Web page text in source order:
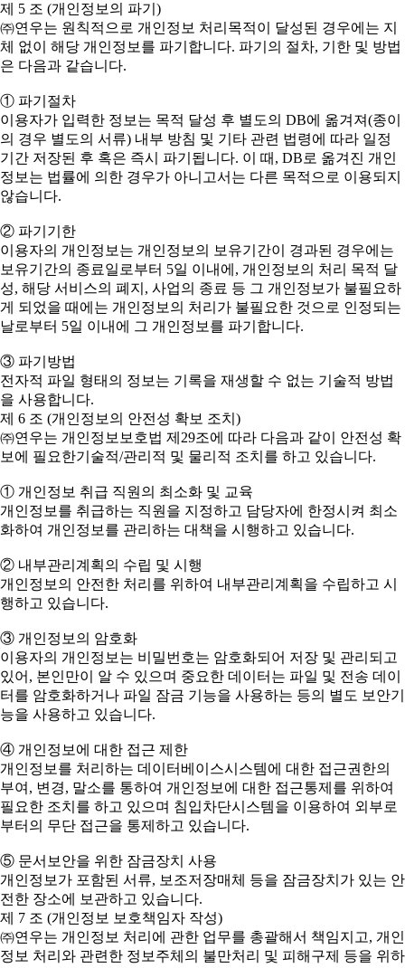
제 5 조 (개인정보의 파기)
㈜연우는 원칙적으로 개인정보 처리목적이 달성된 경우에는 지
체 없이 해당 개인정보를 파기합니다. 파기의 절차, 기한 및 방법
은 다음과 같습니다.
① 파기절차
이용자가 입력한 정보는 목적 달성 후 별도의 DB에 옮겨져(종이
의 경우 별도의 서류) 내부 방침 및 기타 관련 법령에 따라 일정
기간 저장된 후 혹은 즉시 파기됩니다. 이 때, DB로 옮겨진 개인
정보는 법률에 의한 경우가 아니고서는 다른 목적으로 이용되지
않습니다.
② 파기기한
이용자의 개인정보는 개인정보의 보유기간이 경과된 경우에는
보유기간의 종료일로부터 5일 이내에, 개인정보의 처리 목적 달
성, 해당 서비스의 폐지, 사업의 종료 등 그 개인정보가 불필요하
게 되었을 때에는 개인정보의 처리가 불필요한 것으로 인정되는
날로부터 5일 이내에 그 개인정보를 파기합니다.
③ 파기방법
전자적 파일 형태의 정보는 기록을 재생할 수 없는 기술적 방법
을 사용합니다.
제 6 조 (개인정보의 안전성 확보 조치)
㈜연우는 개인정보보호법 제29조에 따라 다음과 같이 안전성 확
보에 필요한기술적/관리적 및 물리적 조치를 하고 있습니다.
① 개인정보 취급 직원의 최소화 및 교육
개인정보를 취급하는 직원을 지정하고 담당자에 한정시켜 최소
화하여 개인정보를 관리하는 대책을 시행하고 있습니다.
② 내부관리계획의 수립 및 시행
개인정보의 안전한 처리를 위하여 내부관리계획을 수립하고 시
행하고 있습니다.
③ 개인정보의 암호화
이용자의 개인정보는 비밀번호는 암호화되어 저장 및 관리되고
있어, 본인만이 알 수 있으며 중요한 데이터는 파일 및 전송 데이
터를 암호화하거나 파일 잠금 기능을 사용하는 등의 별도 보안기
능을 사용하고 있습니다.
④ 개인정보에 대한 접근 제한
개인정보를 처리하는 데이터베이스시스템에 대한 접근권한의
부여, 변경, 말소를 통하여 개인정보에 대한 접근통제를 위하여
필요한 조치를 하고 있으며 침입차단시스템을 이용하여 외부로
부터의 무단 접근을 통제하고 있습니다.
⑤ 문서보안을 위한 잠금장치 사용
개인정보가 포함된 서류, 보조저장매체 등을 잠금장치가 있는 안
전한 장소에 보관하고 있습니다.
제 7 조 (개인정보 보호책임자 작성)
㈜연우는 개인정보 처리에 관한 업무를 총괄해서 책임지고, 개인
정보 처리와 관련한 정보주체의 불만처리 및 피해구제 등을 위하